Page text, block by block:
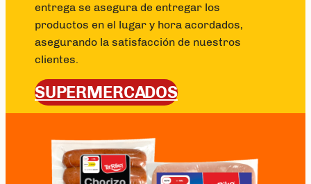
entrega se asegura de entregar los
productos en el lugar y hora acordados,
asegurando la satisfacción de nuestros
clientes.
SUPERMERCADOS